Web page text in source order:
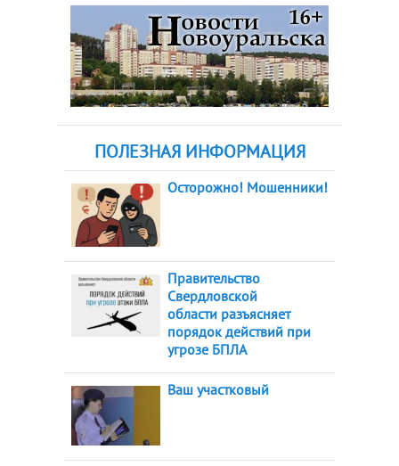
ПОЛЕЗНАЯ ИНФОРМАЦИЯ
Осторожно! Мошенники!
Правительство
Свердловской
области разъясняет
порядок действий при
угрозе БПЛА
Ваш участковый